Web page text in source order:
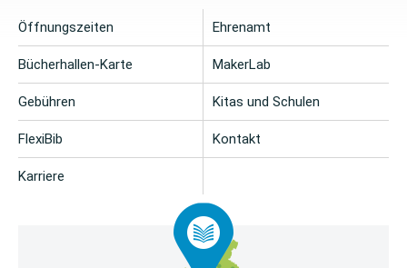
Öffnungszeiten
Bücherhallen-Karte
Gebühren
FlexiBib
Karriere
Ehrenamt
MakerLab
Kitas und Schulen
Kontakt